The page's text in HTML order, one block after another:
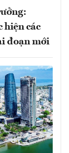
hiện các
đoạn mới